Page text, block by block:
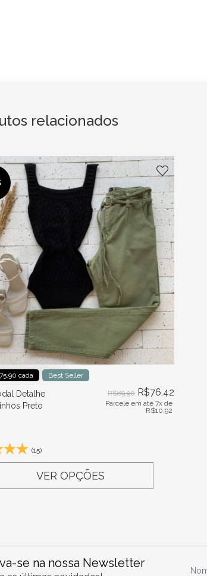
relacionados
cada Best Seller
Detalhe
Preto
R$89,90 R$76,42
Parcele em até 7x de
R$10,92
(15)
VER OPÇÕES
se na nossa Newsletter